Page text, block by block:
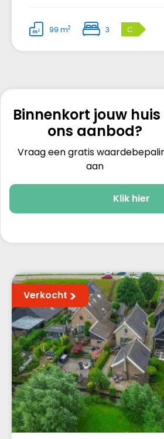
99 m2 3 C
Binnenkort jouw huis
ons aanbod?
Vraag een gratis
aan
Klik hier
Verkocht